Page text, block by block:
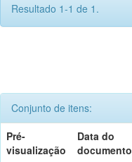
Resultado 1-1 de 1.
Conjunto de itens:
Pré-
visualização
Data do
documento